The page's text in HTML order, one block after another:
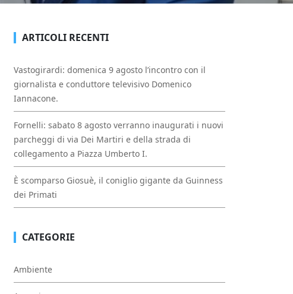
ARTICOLI RECENTI
Vastogirardi: domenica 9 agosto l’incontro con il
giornalista e conduttore televisivo Domenico
Iannacone.
Fornelli: sabato 8 agosto verranno inaugurati i nuovi
parcheggi di via Dei Martiri e della strada di
collegamento a Piazza Umberto I.
È scomparso Giosuè, il coniglio gigante da Guinness
dei Primati
CATEGORIE
Ambiente